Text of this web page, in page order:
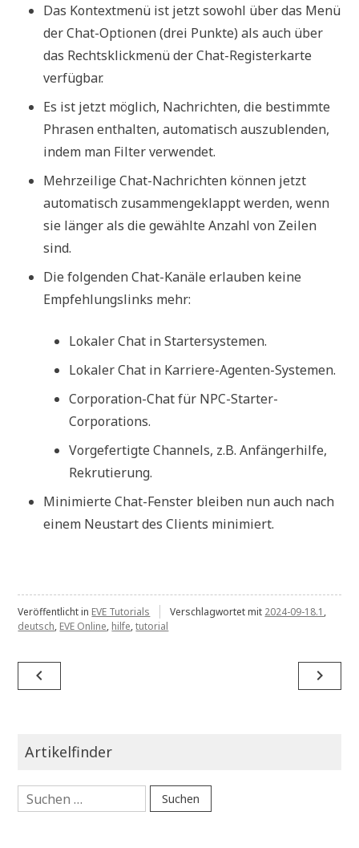
Das Kontextmenü ist jetzt sowohl über das Menü
der Chat-Optionen (drei Punkte) als auch über
das Rechtsklickmenü der Chat-Registerkarte
verfügbar.
Es ist jetzt möglich, Nachrichten, die bestimmte
Phrasen enthalten, automatisch auszublenden,
indem man Filter verwendet.
Mehrzeilige Chat-Nachrichten können jetzt
automatisch zusammengeklappt werden, wenn
sie länger als die gewählte Anzahl von Zeilen
sind.
Die folgenden Chat-Kanäle erlauben keine
Empfehlungslinks mehr:
Lokaler Chat in Startersystemen.
Lokaler Chat in Karriere-Agenten-Systemen.
Corporation-Chat für NPC-Starter-
Corporations.
Vorgefertigte Channels, z.B. Anfängerhilfe,
Rekrutierung.
Minimierte Chat-Fenster bleiben nun auch nach
einem Neustart des Clients minimiert.
Veröffentlicht in EVE Tutorials Verschlagwortet mit 2024-09-18.1 ,
deutsch, EVE Online, hilfe,tutorial
Beitragsnavigation
navigate_before navigate_next
Artikelfinder
Suchen
nach: